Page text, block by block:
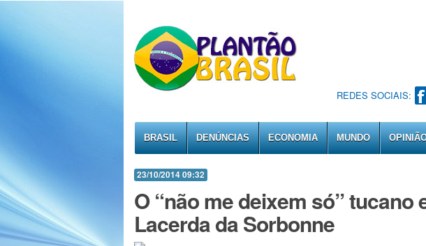
REDES SOCIAIS:
BRASIL DENÚNCIAS ECONOMIA MUNDO
23/10/2014 09:32
O “não me deixem só” tucano
Lacerda da Sorbonne